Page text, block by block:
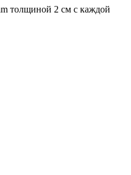
толщиной 2 см с каждой